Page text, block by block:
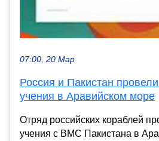
07:00, 20 Мар
Россия и Пакистан
учения в Аравийском море
Отряд российских кораблей
учения с ВМС Пакистана в